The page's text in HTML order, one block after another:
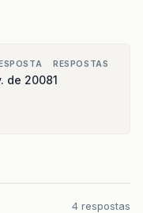
de 2008
RESPOSTAS
1
4 respostas